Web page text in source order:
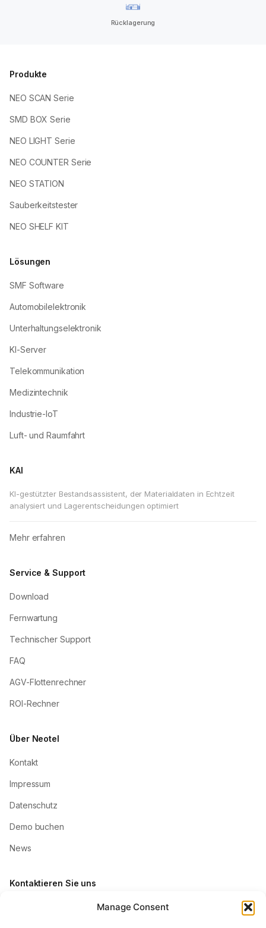
Manage Consent
Rücklagerung
Produkte
NEO SCAN Serie
SMD BOX Serie
NEO LIGHT Serie
NEO COUNTER Serie
NEO STATION
Sauberkeitstester
NEO SHELF KIT
Lösungen
SMF Software
Automobilelektronik
Unterhaltungselektronik
KI-Server
Telekommunikation
Medizintechnik
Industrie-IoT
Luft- und Raumfahrt
KAI
KI-gestützter Bestandsassistent, der Materialdaten in Echtzeit
analysiert und Lagerentscheidungen optimiert
Mehr erfahren
Service & Support
Download
Fernwartung
Technischer Support
FAQ
AGV-Flottenrechner
ROI-Rechner
Über Neotel
Kontakt
Impressum
Datenschutz
Demo buchen
News
Kontaktieren Sie uns